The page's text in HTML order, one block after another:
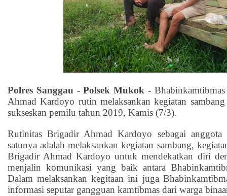
Polres Sanggau - Polsek Mukok -
Ahmad Kardoyo rutin melaksankan kegiatan
sukseskan pemilu tahun 2019, Kamis (7/3).
Rutinitas Brigadir Ahmad Kardoyo sebagai anggota
satunya adalah melaksankan kegiatan sambang,
Brigadir Ahmad Kardoyo untuk mendekatkan diri
menjalin komunikasi yang baik antara
Dalam melaksankan kegitaan ini juga
informasi seputar gangguan kamtibmas dari warga